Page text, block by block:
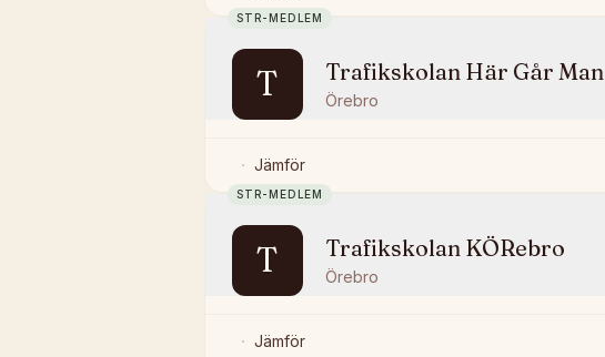
STR-MEDLEM
T Trafikskolan Här Går Man
Örebro
Jämför
STR-MEDLEM
T Trafikskolan KÖRebro
Örebro
Jämför